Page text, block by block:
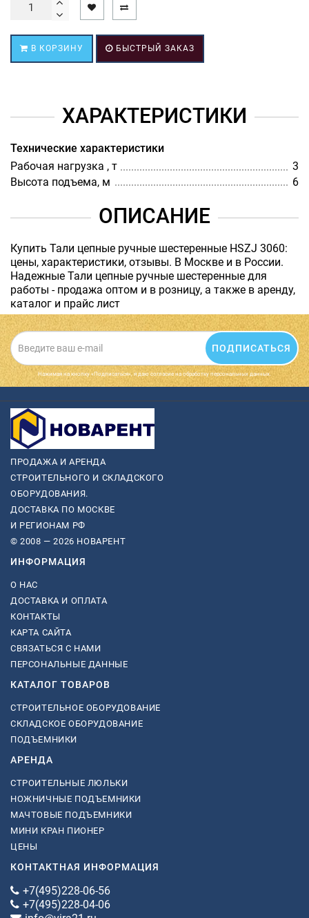
В КОРЗИНУ БЫСТРЫЙ ЗАКАЗ
ХАРАКТЕРИСТИКИ
Технические характеристики
Рабочая нагрузка , т
3
Высота подъема, м
6
ОПИСАНИЕ
Купить Тали цепные ручные шестеренные HSZJ 3060:
цены, характеристики, отзывы. В Москве и в России.
Надежные Тали цепные ручные шестеренные для
работы - продажа оптом и в розницу, а также в аренду,
каталог и прайс лист
ПОДПИСАТЬСЯ
Нажимая на кнопку «Подписаться», я даю cогласие на обработку персональных данных.
ПРОДАЖА И АРЕНДА
СТРОИТЕЛЬНОГО И СКЛАДСКОГО
ОБОРУДОВАНИЯ.
ДОСТАВКА ПО МОСКВЕ
И РЕГИОНАМ РФ
© 2008 — 2026 НОВАРЕНТ
ИНФОРМАЦИЯ
О НАС
ДОСТАВКА И ОПЛАТА
КОНТАКТЫ
КАРТА САЙТА
СВЯЗАТЬСЯ С НАМИ
ПЕРСОНАЛЬНЫЕ ДАННЫЕ
КАТАЛОГ ТОВАРОВ
СТРОИТЕЛЬНОЕ ОБОРУДОВАНИЕ
СКЛАДСКОЕ ОБОРУДОВАНИЕ
ПОДЪЕМНИКИ
АРЕНДА
СТРОИТЕЛЬНЫЕ ЛЮЛЬКИ
НОЖНИЧНЫЕ ПОДЪЕМНИКИ
МАЧТОВЫЕ ПОДЪЕМНИКИ
МИНИ КРАН ПИОНЕР
ЦЕНЫ
КОНТАКТНАЯ ИНФОРМАЦИЯ
+7(495)228-06-56
+7(495)228-04-06